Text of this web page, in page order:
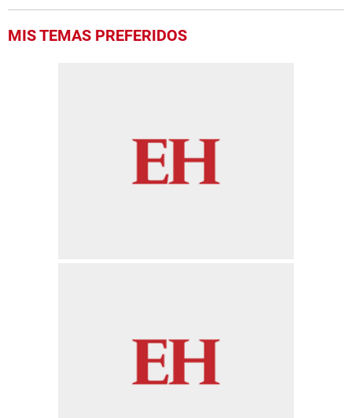
MIS TEMAS PREFERIDOS